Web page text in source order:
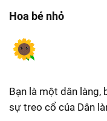
Hoa bé nhỏ
Bạn là một dân làng,
sự treo cổ của Dân